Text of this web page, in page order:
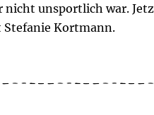
nicht unsportlich war.
Stefanie Kortmann.